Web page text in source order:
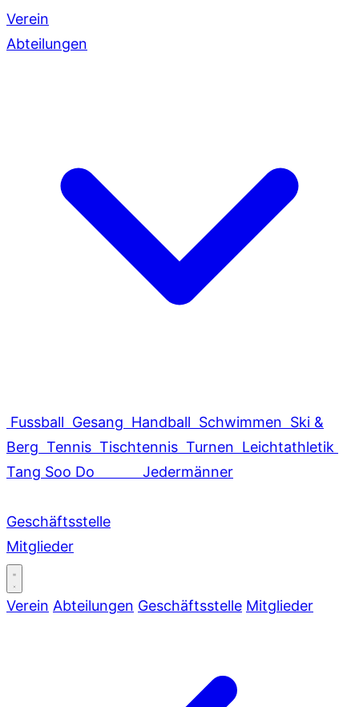
Verein
Abteilungen
Fussball Gesang Handball Schwimmen Ski &
Berg Tennis Tischtennis Turnen Leichtathletik
Tang Soo Do
Jedermänner
Geschäftsstelle
Mitglieder
Verein Abteilungen Geschäftsstelle Mitglieder